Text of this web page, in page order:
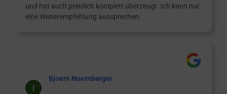
und hat auch preislich komplett überzeugt. Ich kann nur
eine Weiterempfehlung aussprechen.
Bjoern Nuernberger